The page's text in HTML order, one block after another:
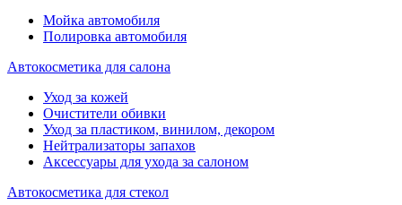
Мойка автомобиля
Полировка автомобиля
Автокосметика для салона
Уход за кожей
Очистители обивки
Уход за пластиком, винилом, декором
Нейтрализаторы запахов
Аксессуары для ухода за салоном
Автокосметика для стекол